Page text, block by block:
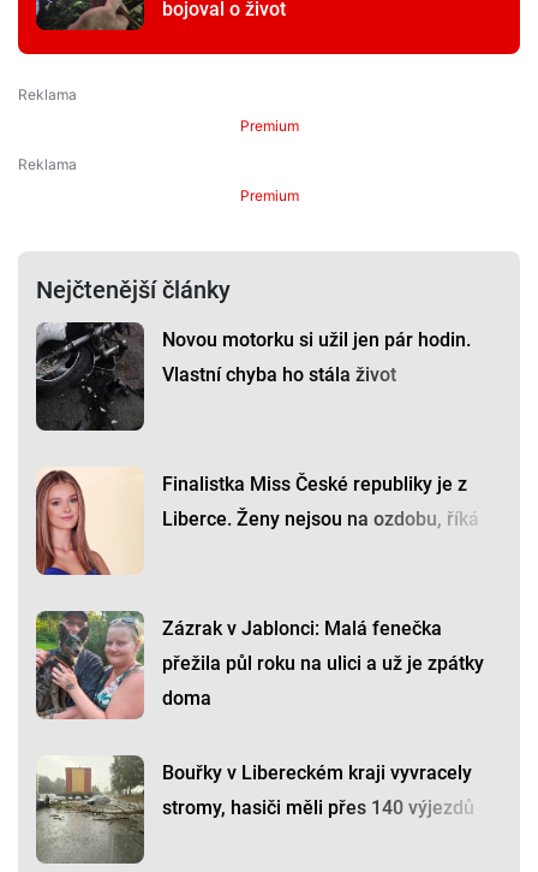
bojoval o život
Premium
Premium
Nejčtenější články
Novou motorku si užil jen pár hodin.
Vlastní chyba ho stála život
Finalistka Miss České republiky je z
Liberce. Ženy nejsou na ozdobu, říká
Zázrak v Jablonci: Malá fenečka
přežila půl roku na ulici a už je zpátky
doma
Bouřky v Libereckém kraji vyvracely
stromy, hasiči měli přes 140 výjezdů